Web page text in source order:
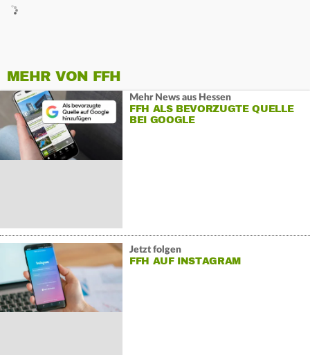
MEHR VON FFH
Mehr News aus Hessen
FFH ALS BEVORZUGTE QUELLE
BEI GOOGLE
Jetzt folgen
FFH AUF INSTAGRAM